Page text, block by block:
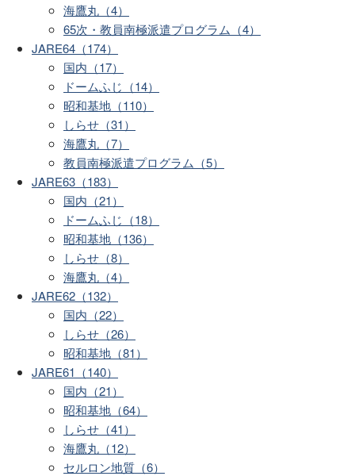
海鷹丸（4）
65次・教員南極派遣プログラム（4）
JARE64（174）
国内（17）
ドームふじ（14）
昭和基地（110）
しらせ（31）
海鷹丸（7）
教員南極派遣プログラム（5）
JARE63（183）
国内（21）
ドームふじ（18）
昭和基地（136）
しらせ（8）
海鷹丸（4）
JARE62（132）
国内（22）
しらせ（26）
昭和基地（81）
JARE61（140）
国内（21）
昭和基地（64）
しらせ（41）
海鷹丸（12）
セルロン地質（6）